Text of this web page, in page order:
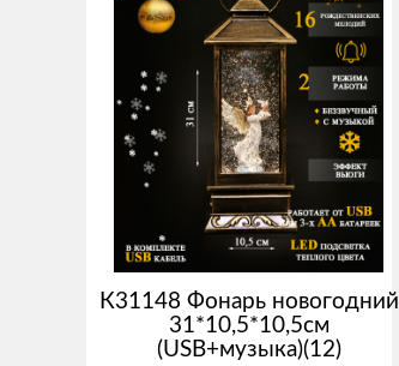
К31148 Фонарь новогодний
31*10,5*10,5см
(USB+музыка)(12)